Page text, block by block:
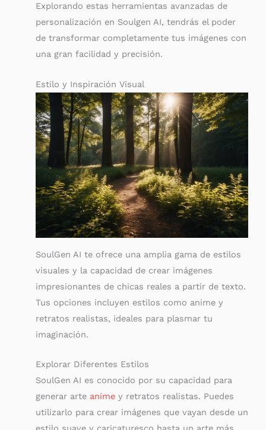
Explorando estas herramientas avanzadas de
personalización en Soulgen AI, tendrás el poder
de transformar completamente tus imágenes con
una gran facilidad y precisión.
Estilo y Inspiración Visual
SoulGen AI te ofrece una amplia gama de estilos
visuales y la capacidad de crear imágenes
impresionantes de chicas reales a partir de texto.
Tus opciones incluyen estilos como anime y
retratos realistas, ideales para plasmar tu
imaginación.
Explorar Diferentes Estilos
SoulGen AI es conocido por su capacidad para
generar arte anime y retratos realistas. Puedes
utilizarlo para crear imágenes que vayan desde un